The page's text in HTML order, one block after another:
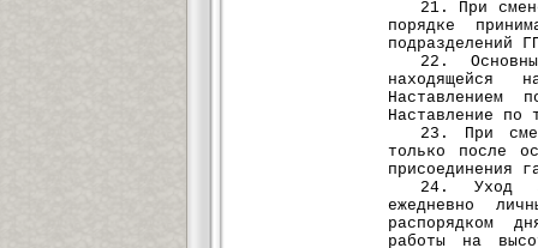
21. При
порядке
подразделений
22.
находящейся
Наставление
23. При
только после
присоединения
24. Уход
ежедневно
распорядком
работы на